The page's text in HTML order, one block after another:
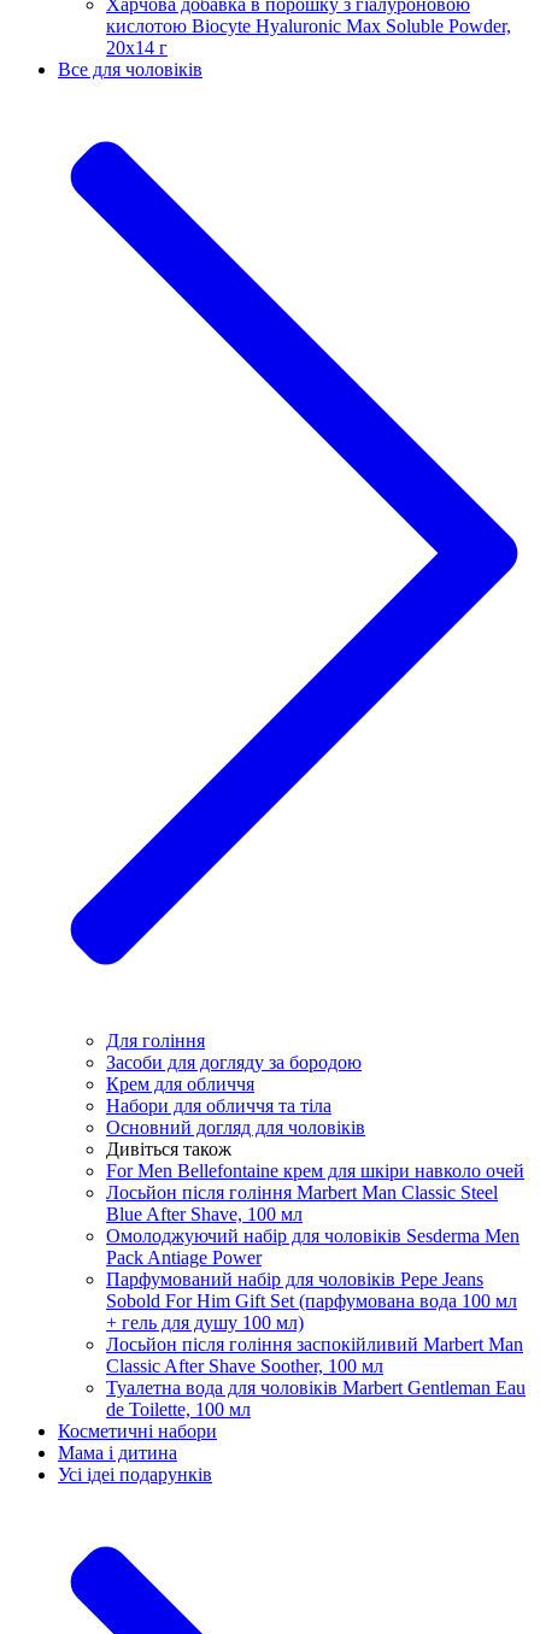
кислотою Biocyte Hyaluronic Max Soluble Powder,
20х14 г
Все для чоловіків
Для гоління
Засоби для догляду за бородою
Крем для обличчя
Набори для обличчя та тіла
Основний догляд для чоловіків
Дивіться також
For Men Bellefontaine крем для шкіри навколо очей
Лосьйон після гоління Marbert Man Classic Steel
Blue After Shave, 100 мл
Омолоджуючий набір для чоловіків Sesderma Men
Pack Antiage Power
Парфумований набір для чоловіків Pepe Jeans
Sobold For Him Gift Set (парфумована вода 100 мл
+ гель для душу 100 мл)
Лосьйон після гоління заспокійливий Marbert Man
Classic After Shave Soother, 100 мл
Туалетна вода для чоловіків Marbert Gentleman Eau
de Toilette, 100 мл
Косметичні набори
Мама і дитина
Усi iдеi подарункiв